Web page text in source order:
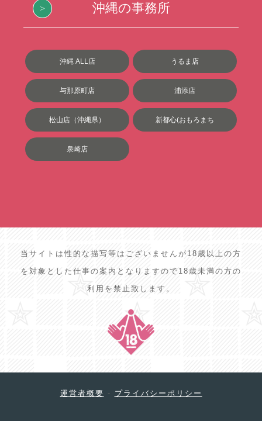
沖縄の事務所
沖縄 ALL店 うるま店
与那原町店 浦添店
松山店（沖縄県） 新都心(おもろまち
泉崎店
当サイトは性的な描写等はございませんが18歳以上の方
を対象とした仕事の案内となりますので18歳未満の方の
利用を禁止致します。
運営者概要 - プライバシーポリシー